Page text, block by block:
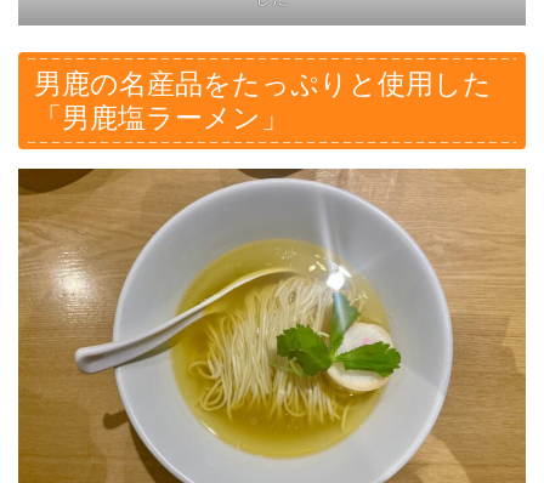
男鹿の名産品をたっぷりと使用した
「男鹿塩ラーメン」